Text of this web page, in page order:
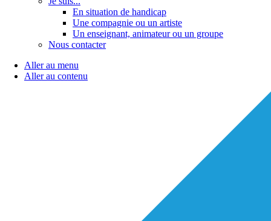
En situation de handicap
Une compagnie ou un artiste
Un enseignant, animateur ou un groupe
Nous contacter
Aller au menu
Aller au contenu